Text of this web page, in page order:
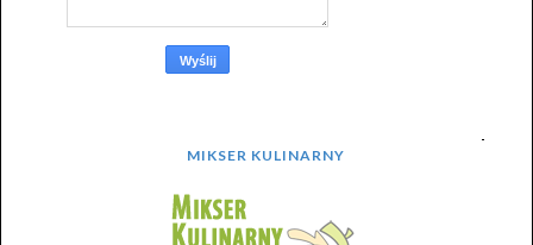
MIKSER KULINARNY